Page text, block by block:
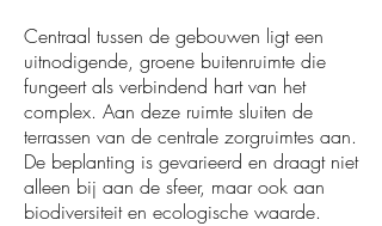
Centraal tussen de gebouwen ligt een
uitnodigende, groene buitenruimte die
fungeert als verbindend hart van het
complex. Aan deze ruimte sluiten de
terrassen van de centrale zorgruimtes aan.
De beplanting is gevarieerd en draagt niet
alleen bij aan de sfeer, maar ook aan
biodiversiteit en ecologische waarde.